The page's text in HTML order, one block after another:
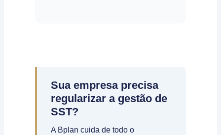
Sua empresa precisa
regularizar a gestão de
SST?
A Bplan cuida de todo o